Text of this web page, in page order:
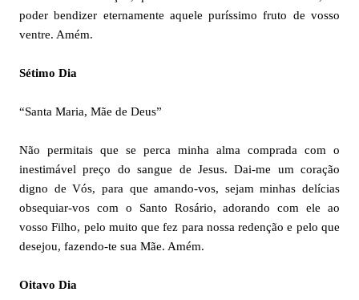
poder bendizer eternamente aquele puríssimo fruto de vosso
ventre. Amém.
Sétimo Dia
“Santa Maria, Mãe de Deus”
Não permitais que se perca minha alma comprada com o
inestimável preço do sangue de Jesus. Dai-me um coração
digno de Vós, para que amando-vos, sejam minhas delícias
obsequiar-vos com o Santo Rosário, adorando com ele ao
vosso Filho, pelo muito que fez para nossa redenção e pelo que
desejou, fazendo-te sua Mãe. Amém.
Oitavo Dia